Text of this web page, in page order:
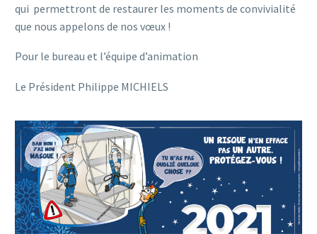
qui permettront de restaurer les moments de convivialité
que nous appelons de nos vœux !
Pour le bureau et l’équipe d’animation
Le Président Philippe MICHIELS